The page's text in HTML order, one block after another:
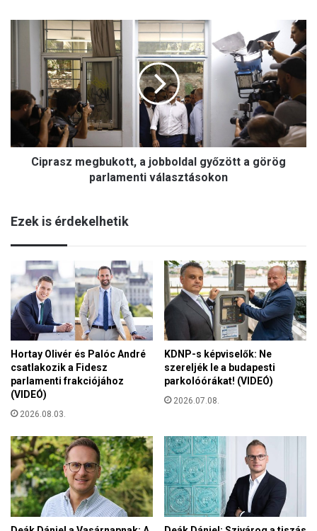
ö
z
v
e
e
k
m
a
g
y
r
y
e
i
j
o
g
o
k
e
z
e
o
a
o
b
b
o
l
d
a
l
y
ő
z
ö
t
t
Ciprasz megbukott, a jobboldal győzött a görög
parlamenti választásokon
Ezek is érdekelhetik
Hortay Olivér és Palóc André
csatlakozik a Fidesz
parlamenti frakciójához
(VIDEÓ)
2026.08.03.
KDNP-s képviselők: Ne
szereljék le a budapesti
parkolóórákat! (VIDEÓ)
2026.07.08.